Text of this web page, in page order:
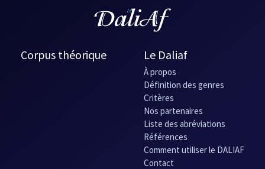
Corpus théorique Le Daliaf
À propos
Définition des genres
Critères
Nos partenaires
Liste des abréviations
Références
Comment utiliser le DALIAF
Contact